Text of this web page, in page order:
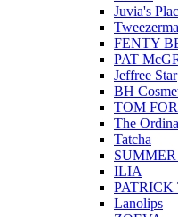
Juvia's
FENTY
PAT
Jeffree Star
BH
TOM
The
Tatcha
ILIA
PATRICK
Lanolips